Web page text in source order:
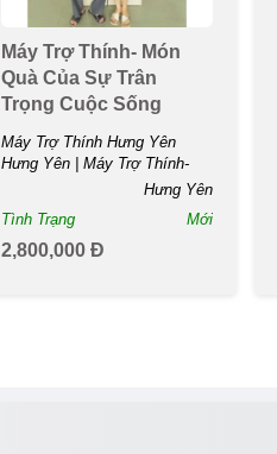
Máy Trợ Thính- Món
Quà Của Sự Trân
Trọng Cuộc Sống
Máy Trợ Thính Hưng Yên
Hưng Yên | Máy Trợ Thính-
Hưng Yên
Tình Trạng
Mới
2,800,000 Đ